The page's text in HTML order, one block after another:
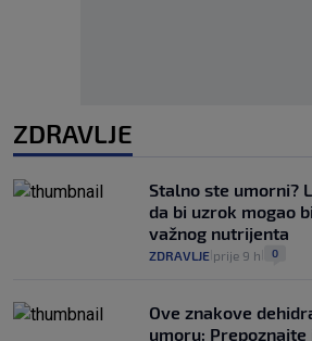
ZDRAVLJE
Stalno ste umorni?
da bi uzrok mogao
važnog nutrijenta
ZDRAVLJE prije 9 h 0
Ove znakove
umoru: